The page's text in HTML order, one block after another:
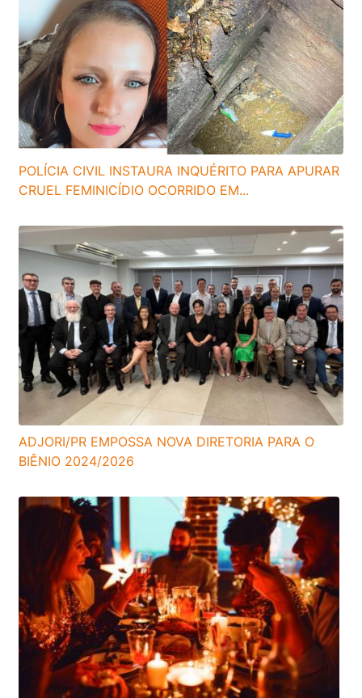
POLÍCIA CIVIL INSTAURA INQUÉRITO PARA APURAR
CRUEL FEMINICÍDIO OCORRIDO EM...
ADJORI/PR EMPOSSA NOVA DIRETORIA PARA O
BIÊNIO 2024/2026